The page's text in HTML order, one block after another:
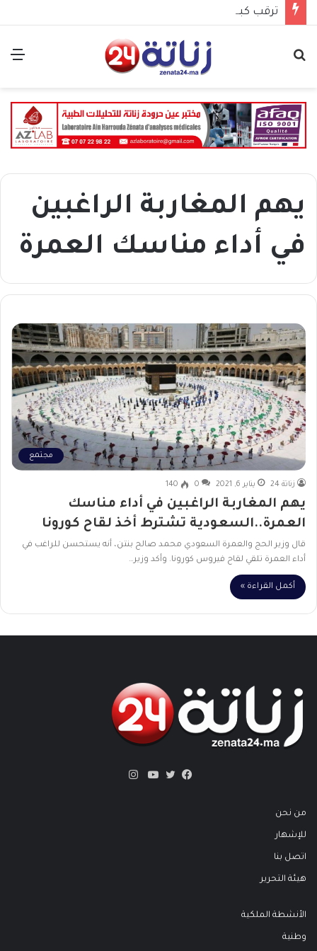
يهم المغاربة الراغبين
في أداء مناسك العمرة
مجتمع
زناتة 24 يناير 6, 2021 0
140
يهم المغاربة الراغبين في أداء مناسك
العمرة..السعودية تشترط أخذ لقاح كورونا
قال وزير الحج والعمرة السعودي محمد صالح بنتن، أنه يستحسن للراغب في
أداء العمرة تلقي لقاح فيروس كورونا. وأكد وزير…
أكمل القراءة »
من نحن
للإشهار
اتصل بنا
هيئة التحرير
الأنشطة الملكية
وطنية